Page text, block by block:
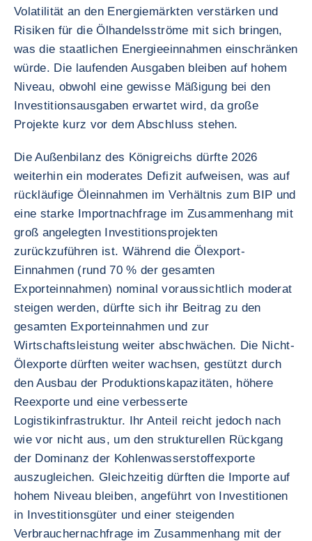
Volatilität an den Energiemärkten verstärken und
Risiken für die Ölhandelsströme mit sich bringen,
was die staatlichen Energieeinnahmen einschränken
würde. Die laufenden Ausgaben bleiben auf hohem
Niveau, obwohl eine gewisse Mäßigung bei den
Investitionsausgaben erwartet wird, da große
Projekte kurz vor dem Abschluss stehen.
Die Außenbilanz des Königreichs dürfte 2026
weiterhin ein moderates Defizit aufweisen, was auf
rückläufige Öleinnahmen im Verhältnis zum BIP und
eine starke Importnachfrage im Zusammenhang mit
groß angelegten Investitionsprojekten
zurückzuführen ist. Während die Ölexport-
Einnahmen (rund 70 % der gesamten
Exporteinnahmen) nominal voraussichtlich moderat
steigen werden, dürfte sich ihr Beitrag zu den
gesamten Exporteinnahmen und zur
Wirtschaftsleistung weiter abschwächen. Die Nicht-
Ölexporte dürften weiter wachsen, gestützt durch
den Ausbau der Produktionskapazitäten, höhere
Reexporte und eine verbesserte
Logistikinfrastruktur. Ihr Anteil reicht jedoch nach
wie vor nicht aus, um den strukturellen Rückgang
der Dominanz der Kohlenwasserstoffexporte
auszugleichen. Gleichzeitig dürften die Importe auf
hohem Niveau bleiben, angeführt von Investitionen
in Investitionsgüter und einer steigenden
Verbrauchernachfrage im Zusammenhang mit der